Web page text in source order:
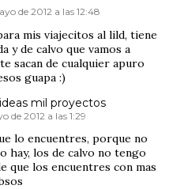
de 2012 a las 12:48
mis viajecitos al lild, tiene
y de calvo que vamos a
sacan de cualquier apuro
guapa :)
mil proyectos
de 2012 a las 1:29
lo encuentres, porque no
hay, los de calvo no tengo
que los encuentres con mas